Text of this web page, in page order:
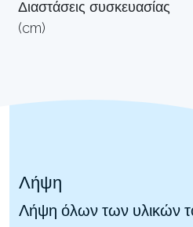
Διαστάσεις συσκευασίας
(cm)
Λήψη
Λήψη όλων των υλικών